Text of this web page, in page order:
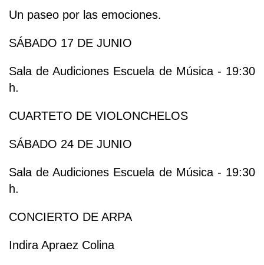
Un paseo por las emociones.
SÁBADO 17 DE JUNIO
Sala de Audiciones Escuela de Música - 19:30
h.
CUARTETO DE VIOLONCHELOS
SÁBADO 24 DE JUNIO
Sala de Audiciones Escuela de Música - 19:30
h.
CONCIERTO DE ARPA
Indira Apraez Colina